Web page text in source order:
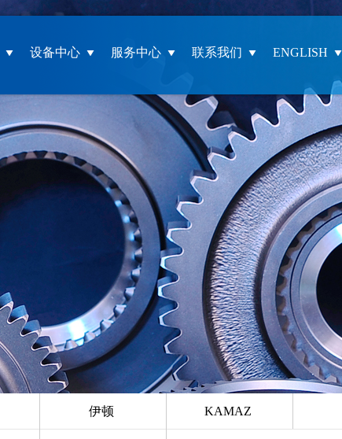
设备中心 服务中心 联系我们 ENGLISH
检测设备
资料下载
人才招聘
在线反馈
联系我们
伊顿 KAMAZ